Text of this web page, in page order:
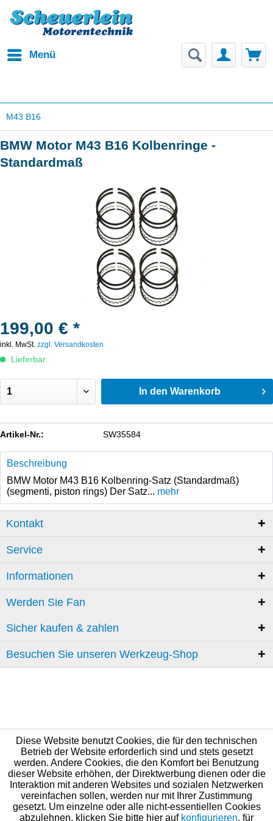
Menü
M43 B16
BMW Motor M43 B16 Kolbenringe -
Standardmaß
199,00 € *
inkl. MwSt. zzgl. Versandkosten
Lieferbar
In den Warenkorb
Artikel-Nr.: SW35584
Beschreibung
BMW Motor M43 B16 Kolbenring-Satz (Standardmaß)
(segmenti, piston rings) Der Satz... mehr
Kontakt
Service
Informationen
Werden Sie Fan
Sicher kaufen & zahlen
Besuchen Sie unseren Werkzeug-Shop
Diese Website benutzt Cookies, die für den technischen
Betrieb der Website erforderlich sind und stets gesetzt
werden. Andere Cookies, die den Komfort bei Benutzung
dieser Website erhöhen, der Direktwerbung dienen oder die
Interaktion mit anderen Websites und sozialen Netzwerken
vereinfachen sollen, werden nur mit Ihrer Zustimmung
gesetzt. Um einzelne oder alle nicht-essentiellen Cookies
abzulehnen, klicken Sie bitte hier auf konfigurieren, für